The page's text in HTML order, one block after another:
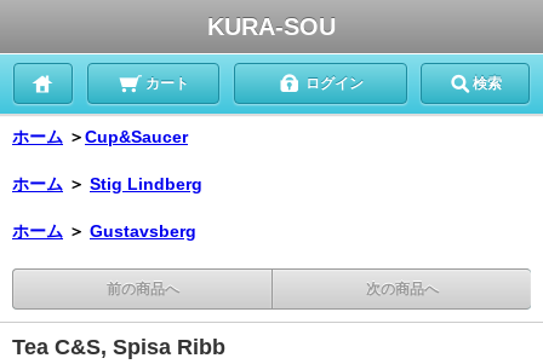
KURA-SOU
カート ログイン 検索
ホーム ＞Cup&Saucer
ホーム ＞ Stig Lindberg
ホーム ＞ Gustavsberg
前の商品へ 次の商品へ
Tea C&S, Spisa Ribb